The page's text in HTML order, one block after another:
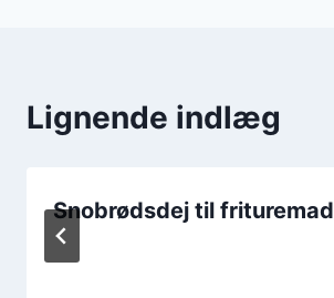
Lignende indlæg
Snobrødsdej til frituremad